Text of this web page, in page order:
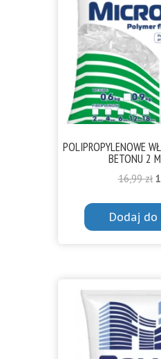
POLIPROPYLENOWE
BETONU 2
16,99zł
Dodaj do